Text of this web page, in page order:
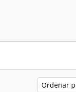
Ordenar